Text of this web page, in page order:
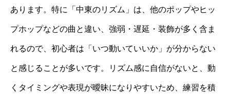
あります。特に「中東のリズム」は、他のポップやヒッ
プホップなどの曲と違い、強弱・遅延・装飾が多く含ま
れるので、初心者は「いつ動いていいか」が分からない
と感じることが多いです。リズム感に自信がないと、動
くタイミングや表現が曖昧になりやすいため、練習を積